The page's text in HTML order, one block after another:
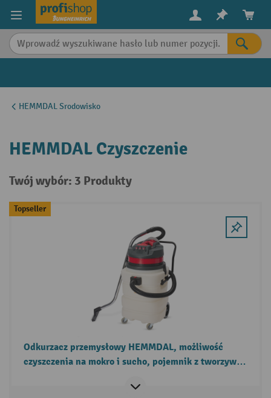
content
HEMMDAL Srodowisko
HEMMDAL Czyszczenie
Twój wybór: 3 Produkty
Topseller
Odkurzacz przemysłowy HEMMDAL, możliwość
czyszczenia na mokro i sucho, pojemnik z tworzywa